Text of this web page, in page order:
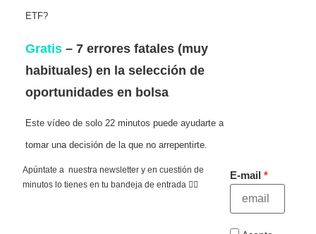
ETF?
Gratis – 7 errores fatales (muy
habituales) en la selección de
oportunidades en bolsa
Este vídeo de solo 22 minutos puede ayudarte a
tomar una decisión de la que no arrepentirte.
Apúntate a nuestra newsletter y en cuestión de
minutos lo tienes en tu bandeja de entrada 👇🏻
E-mail